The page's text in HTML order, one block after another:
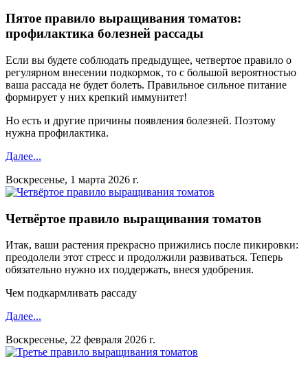
Пятое правило выращивания томатов:
профилактика болезней рассады
Если вы будете соблюдать предыдущее, четвертое правило о
регулярном внесении подкормок, то с большой вероятностью
ваша рассада не будет болеть. Правильное сильное питание
формирует у них крепкий иммунитет!
Но есть и другие причины появления болезней. Поэтому
нужна профилактика.
Далее...
Воскресенье, 1 марта 2026 г.
Четвёртое правило выращивания томатов
Итак, ваши растения прекрасно прижились после пикировки:
преодолели этот стресс и продолжили развиваться. Теперь
обязательно нужно их поддержать, внеся удобрения.
Чем подкармливать рассаду
Далее...
Воскресенье, 22 февраля 2026 г.